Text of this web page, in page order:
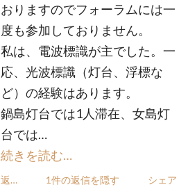
おりますのでフォーラムには一
度も参加しておりません。
私は、電波標識が主でした。一
応、光波標識（灯台、浮標な
ど）の経験はあります。
鍋島灯台では1人滞在、女島灯
台では…
続きを読む…
返信
1件の返信を隠す
シェア